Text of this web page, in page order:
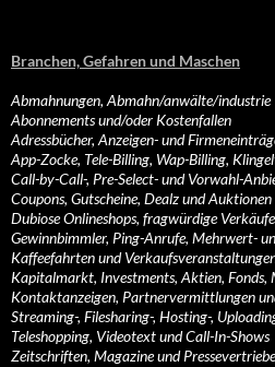
Branchen, Gefahren und Maschen
Abmahnungen, Abmahn/anwälte/industrie
Abonnements und/oder Kostenfallen
Adressbücher, Anzeigen- und
App-Zocke, Tele-Billing, Wap-Billing,
Call-by-Call-, Pre-Select- und Vorwahl-
Coupons, Gutscheine, Dealz und Auktionen
Dubiose Onlineshops, fragwürdige
Gewinnbimmler, Ping-Anrufe, Mehrwert-
Kaffeefahrten und
Kapitalmarkt, Investments, Aktien,
Kontaktanzeigen, Partnervermittlungen
Streaming-, Filesharing-, Hosting-,
Teleshopping, Videotext und Call-In-Shows
Zeitschriften, Magazine und Pressevertriebe